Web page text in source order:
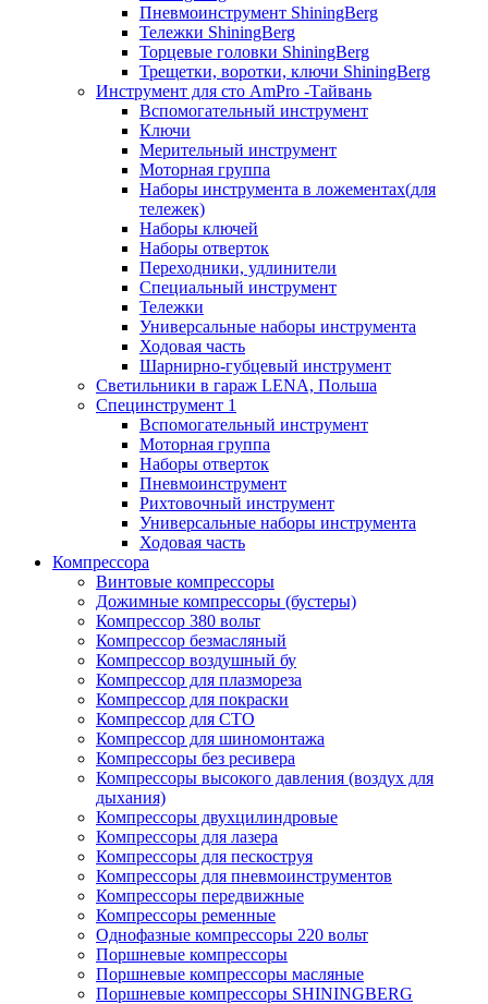
Пневмоинструмент ShiningBerg
Тележки ShiningBerg
Торцевые головки ShiningBerg
Трещетки, воротки, ключи ShiningBerg
Инструмент для сто AmPro -Тайвань
Вспомогательный инструмент
Ключи
Мерительный инструмент
Моторная группа
Наборы инструмента в ложементах(для
тележек)
Наборы ключей
Наборы отверток
Переходники, удлинители
Специальный инструмент
Тележки
Универсальные наборы инструмента
Ходовая часть
Шарнирно-губцевый инструмент
Светильники в гараж LENA, Польша
Специнструмент 1
Вспомогательный инструмент
Моторная группа
Наборы отверток
Пневмоинструмент
Рихтовочный инструмент
Универсальные наборы инструмента
Ходовая часть
Компрессора
Винтовые компрессоры
Дожимные компрессоры (бустеры)
Компрессор 380 вольт
Компрессор безмасляный
Компрессор воздушный бу
Компрессор для плазмореза
Компрессор для покраски
Компрессор для СТО
Компрессор для шиномонтажа
Компрессоры без ресивера
Компрессоры высокого давления (воздух для
дыхания)
Компрессоры двухцилиндровые
Компрессоры для лазера
Компрессоры для пескоструя
Компрессоры для пневмоинструментов
Компрессоры передвижные
Компрессоры ременные
Однофазные компрессоры 220 вольт
Поршневые компрессоры
Поршневые компрессоры масляные
Поршневые компрессоры SHININGBERG